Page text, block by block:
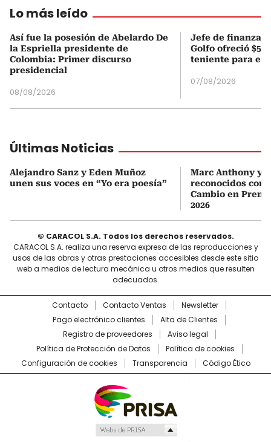
Lo más leído
Así fue la posesión de Abelardo De
la Espriella presidente de
Colombia: Primer discurso
presidencial
08/08/2026
Jefe de finanzas
Golfo ofreció
teniente para
07/08/2026
Últimas Noticias
Alejandro Sanz y Eden Muñoz
unen sus voces en “Yo era poesía”
Marc Anthony y
reconocidos
Cambio en
2026
© CARACOL S.A. Todos los derechos reservados.
CARACOL S.A. realiza una reserva expresa de las reproducciones y
usos de las obras y otras prestaciones accesibles desde este sitio
web a medios de lectura mecánica u otros medios que resulten
adecuados.
Contacto Contacto Ventas
Newsletter
Pago electrónico clientes
Alta de Clientes
Registro de proveedores
Aviso legal
Política de Protección de Datos
Política de cookies
Configuración de cookies
Transparencia Código Ético